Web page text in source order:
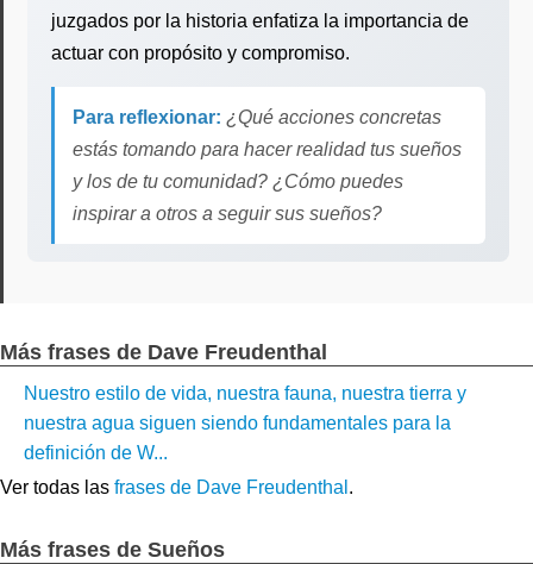
juzgados por la historia enfatiza la importancia de
actuar con propósito y compromiso.
Para reflexionar: ¿Qué acciones concretas
estás tomando para hacer realidad tus sueños
y los de tu comunidad? ¿Cómo puedes
inspirar a otros a seguir sus sueños?
Más frases de Dave Freudenthal
Nuestro estilo de vida, nuestra fauna, nuestra tierra y
nuestra agua siguen siendo fundamentales para la
definición de W...
Ver todas las frases de Dave Freudenthal .
Más frases de Sueños